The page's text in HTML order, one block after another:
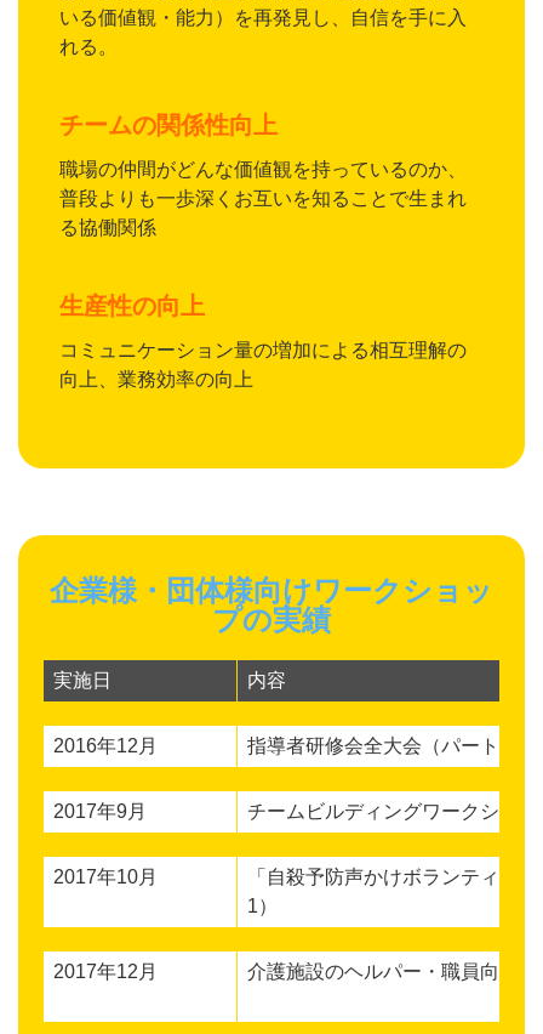
いる価値観・能力）を再発見し、自信を手に入
れる。
チームの関係性向上
職場の仲間がどんな価値観を持っているのか、
普段よりも一歩深くお互いを知ることで生まれ
る協働関係
生産性の向上
コミュニケーション量の増加による相互理解の
向上、業務効率の向上
企業様・団体様向けワークショッ
プの実績
実施日 内容
2016年12月 指導者研修会全大会（パート1）
2017年9月 チームビルディングワークショ
2017年10月
「自殺予防声かけボランティア
1）
2017年12月 介護施設のヘルパー・職員向け接